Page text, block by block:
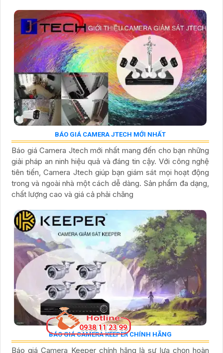
BÁO GIÁ CAMERA JTECH MỚI NHẤT
Báo giá Camera Jtech mới nhất mang đến cho bạn những
giải pháp an ninh hiệu quả và đáng tin cậy. Với công nghệ
tiên tiến, Camera Jtech giúp bạn giám sát mọi hoạt động
trong và ngoài nhà một cách dễ dàng. Sản phẩm đa dạng,
chất lượng cao và giá cả phải chăng
BÁO GIÁ CAMERA KEEPER CHÍNH HÃNG
Báo giá Camera Keeper chính hãng là sự lựa chọn hoàn